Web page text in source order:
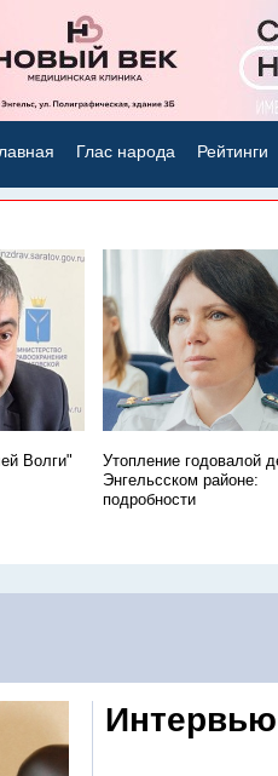
Глас народа Рейтинги
Волги"
Утопление годовалой
Энгельсском районе:
подробности
Интервью